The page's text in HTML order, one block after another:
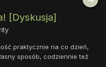
[Dyskusja]
praktycznie na co dzień,
sposób, codziennie też